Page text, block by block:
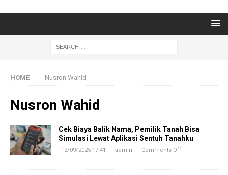
HOME Nusron Wahid
Nusron Wahid
Cek Biaya Balik Nama, Pemilik Tanah Bisa
Simulasi Lewat Aplikasi Sentuh Tanahku
12/09/2025 17:41 admin Comments Off